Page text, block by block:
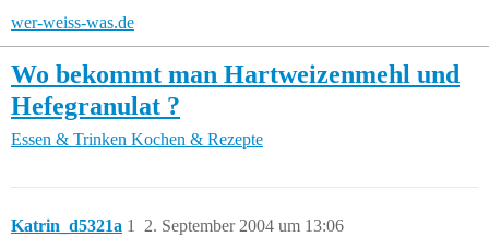
wer-weiss-was.de
Wo bekommt man Hartweizenmehl und
Hefegranulat ?
Essen & Trinken Kochen & Rezepte
Katrin_d5321a 2. September 2004 um 13:06
1